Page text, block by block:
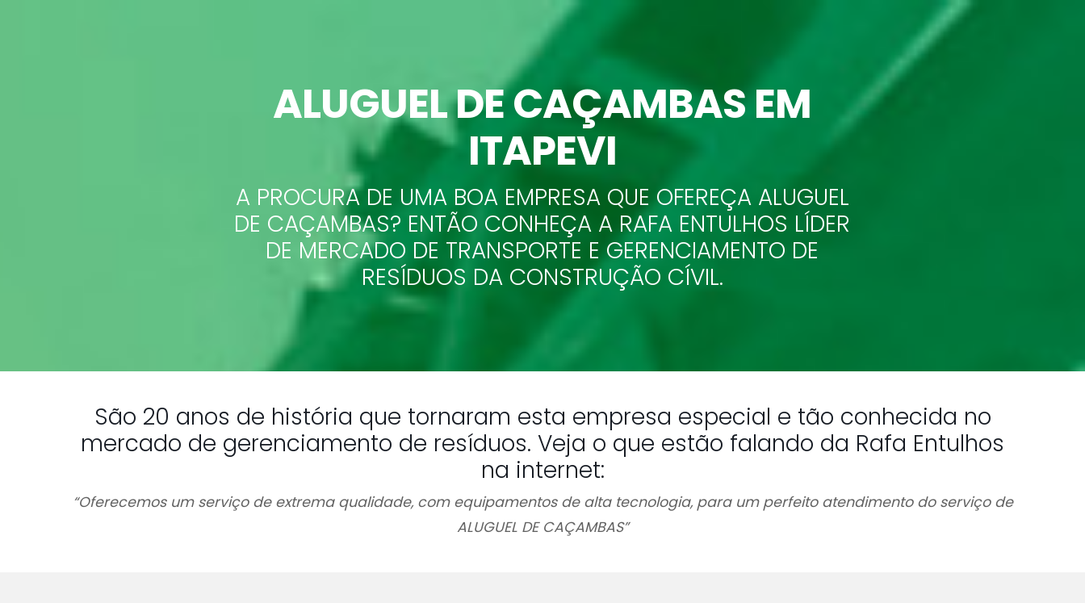
ALUGUEL DE CAÇAMBASEM
ITAPEVI
A PROCURA DE UMA BOA EMPRESA QUE OFEREÇA ALUGUEL
DE CAÇAMBAS? ENTÃO CONHEÇA A RAFA ENTULHOS LÍDER
DE MERCADO DE TRANSPORTE E GERENCIAMENTO DE
RESÍDUOS DA CONSTRUÇÃO CÍVIL.
São 20 anos de história que tornaram esta empresa especial e tão conhecida no
mercado de gerenciamento de resíduos. Veja o que estão falando da Rafa Entulhos
na internet:
“Oferecemos um serviço de extrema qualidade, com equipamentos de alta tecnologia, para um perfeito atendimento do serviço de
ALUGUEL DE CAÇAMBAS”